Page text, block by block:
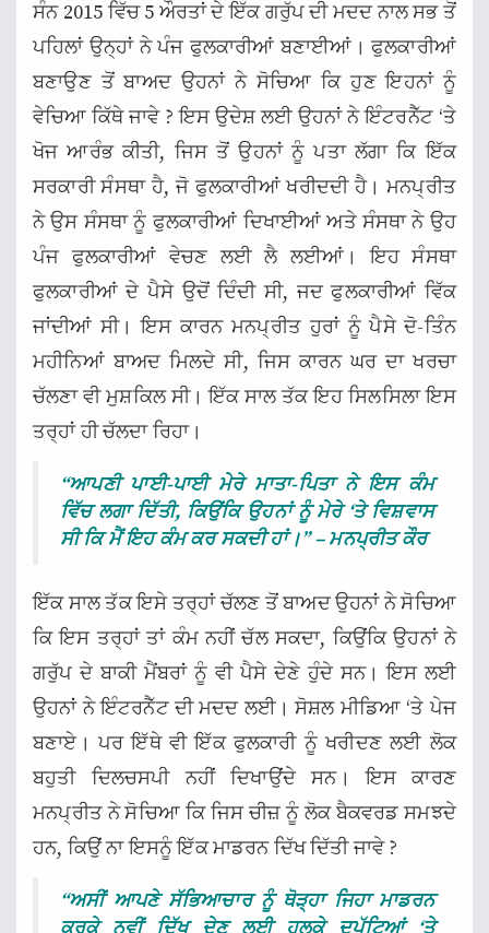
ਸੰਨ 2015 ਵਿੱਚ 5 ਔਰਤਾਂ ਦੇ ਇੱਕ ਗਰੁੱਪ ਦੀ ਮਦਦ ਨਾਲ ਸਭ ਤੋਂ
ਪਹਿਲਾਂ ਉਨ੍ਹਾਂ ਨੇ ਪੰਜ ਫੁਲਕਾਰੀਆਂ ਬਣਾਈਆਂ। ਫੁਲਕਾਰੀਆਂ
ਬਣਾਉਣ ਤੋਂ ਬਾਅਦ ਉਹਨਾਂ ਨੇ ਸੋਚਿਆ ਕਿ ਹੁਣ ਇਹਨਾਂ ਨੂੰ
ਵੇਚਿਆ ਕਿੱਥੇ ਜਾਵੇ ? ਇਸ ਉਦੇਸ਼ ਲਈ ਉਹਨਾਂ ਨੇ ਇੰਟਰਨੈੱਟ ‘ਤੇ
ਖੋਜ ਆਰੰਭ ਕੀਤੀ, ਜਿਸ ਤੋਂ ਉਹਨਾਂ ਨੂੰ ਪਤਾ ਲੱਗਾ ਕਿ ਇੱਕ
ਸਰਕਾਰੀ ਸੰਸਥਾ ਹੈ, ਜੋ ਫੁਲਕਾਰੀਆਂ ਖਰੀਦਦੀ ਹੈ। ਮਨਪ੍ਰੀਤ
ਨੇ ਉਸ ਸੰਸਥਾ ਨੂੰ ਫੁਲਕਾਰੀਆਂ ਦਿਖਾਈਆਂ ਅਤੇ ਸੰਸਥਾ ਨੇ ਉਹ
ਪੰਜ ਫੁਲਕਾਰੀਆਂ ਵੇਚਣ ਲਈ ਲੈ ਲਈਆਂ। ਇਹ ਸੰਸਥਾ
ਫੁਲਕਾਰੀਆਂ ਦੇ ਪੈਸੇ ਉਦੋਂ ਦਿੰਦੀ ਸੀ, ਜਦ ਫੁਲਕਾਰੀਆਂ ਵਿੱਕ
ਜਾਂਦੀਆਂ ਸੀ। ਇਸ ਕਾਰਨ ਮਨਪ੍ਰੀਤ ਹੁਰਾਂ ਨੂੰ ਪੈਸੇ ਦੋ-ਤਿੰਨ
ਮਹੀਨਿਆਂ ਬਾਅਦ ਮਿਲਦੇ ਸੀ, ਜਿਸ ਕਾਰਨ ਘਰ ਦਾ ਖਰਚਾ
ਚੱਲਣਾ ਵੀ ਮੁਸ਼ਕਿਲ ਸੀ। ਇੱਕ ਸਾਲ ਤੱਕ ਇਹ ਸਿਲਸਿਲਾ ਇਸ
ਤਰ੍ਹਾਂ ਹੀ ਚੱਲਦਾ ਰਿਹਾ।
“ਆਪਣੀ ਪਾਈ-ਪਾਈ ਮੇਰੇ ਮਾਤਾ-ਪਿਤਾ ਨੇ ਇਸ ਕੰਮ
ਵਿੱਚ ਲਗਾ ਦਿੱਤੀ, ਕਿਉਂਕਿ ਉਹਨਾਂ ਨੂੰ ਮੇਰੇ ‘ਤੇ ਵਿਸ਼ਵਾਸ
ਸੀ ਕਿ ਮੈਂ ਇਹ ਕੰਮ ਕਰ ਸਕਦੀ ਹਾਂ।” – ਮਨਪ੍ਰੀਤ ਕੌਰ
ਇੱਕ ਸਾਲ ਤੱਕ ਇਸੇ ਤਰ੍ਹਾਂ ਚੱਲਣ ਤੋਂ ਬਾਅਦ ਉਹਨਾਂ ਨੇ ਸੋਚਿਆ
ਕਿ ਇਸ ਤਰ੍ਹਾਂ ਤਾਂ ਕੰਮ ਨਹੀਂ ਚੱਲ ਸਕਦਾ, ਕਿਉਂਕਿ ਉਹਨਾਂ ਨੇ
ਗਰੁੱਪ ਦੇ ਬਾਕੀ ਮੈਂਬਰਾਂ ਨੂੰ ਵੀ ਪੈਸੇ ਦੇਣੇ ਹੁੰਦੇ ਸਨ। ਇਸ ਲਈ
ਉਹਨਾਂ ਨੇ ਇੰਟਰਨੈੱਟ ਦੀ ਮਦਦ ਲਈ। ਸੋਸ਼ਲ ਮੀਡਿਆ ‘ਤੇ ਪੇਜ
ਬਣਾਏ। ਪਰ ਇੱਥੇ ਵੀ ਇੱਕ ਫੁਲਕਾਰੀ ਨੂੰ ਖਰੀਦਣ ਲਈ ਲੋਕ
ਬਹੁਤੀ ਦਿਲਚਸਪੀ ਨਹੀਂ ਦਿਖਾਉਂਦੇ ਸਨ। ਇਸ ਕਾਰਣ
ਮਨਪ੍ਰੀਤ ਨੇ ਸੋਚਿਆ ਕਿ ਜਿਸ ਚੀਜ਼ ਨੂੰ ਲੋਕ ਬੈਕਵਰਡ ਸਮਝਦੇ
ਹਨ, ਕਿਉਂ ਨਾ ਇਸਨੂੰ ਇੱਕ ਮਾਡਰਨ ਦਿੱਖ ਦਿੱਤੀ ਜਾਵੇ ?
“ਅਸੀਂ ਆਪਣੇ ਸੱਭਿਆਚਾਰ ਨੂੰ ਥੋੜ੍ਹਾ ਜਿਹਾ ਮਾਡਰਨ